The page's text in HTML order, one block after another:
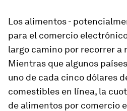
Los alimentos -
para el comercio
largo camino por recorrer a
Mientras que algunos
uno de cada cinco dólares
comestibles en línea, la
de alimentos por comercio